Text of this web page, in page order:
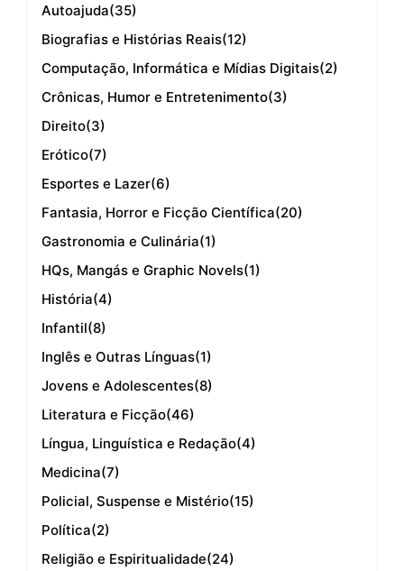
Autoajuda(35)
Biografias e Histórias Reais(12)
Computação, Informática e Mídias Digitais(2)
Crônicas, Humor e Entretenimento(3)
Direito(3)
Erótico(7)
Esportes e Lazer(6)
Fantasia, Horror e Ficção Científica(20)
Gastronomia e Culinária(1)
HQs, Mangás e Graphic Novels(1)
História(4)
Infantil(8)
Inglês e Outras Línguas(1)
Jovens e Adolescentes(8)
Literatura e Ficção(46)
Língua, Linguística e Redação(4)
Medicina(7)
Policial, Suspense e Mistério(15)
Política(2)
Religião e Espiritualidade(24)